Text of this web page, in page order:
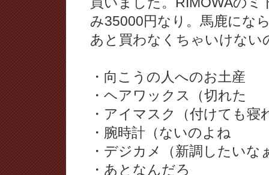
み35000円なり。馬鹿にな
あと買わなくちゃいけない
・向こうの人へのお土産
・ヘアワックス（切れた
・アイマスク（付けても寝
・腕時計（ないのよね
・デジカメ（新調したいな
・あとなんだろ